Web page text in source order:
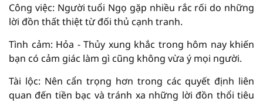
Công việc: Người tuổi Ngọ gặp nhiều rắc rối do những
lời đồn thất thiệt từ đối thủ cạnh tranh.
Tình cảm: Hỏa - Thủy xung khắc trong hôm nay khiến
bạn có cảm giác làm gì cũng không vừa ý mọi người.
Tài lộc: Nên cẩn trọng hơn trong các quyết định liên
quan đến tiền bạc và tránh xa những lời đồn thổi tiêu